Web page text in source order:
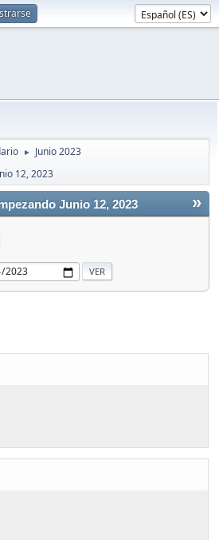
► Junio 2023
12, 2023
»
Junio 12, 2023